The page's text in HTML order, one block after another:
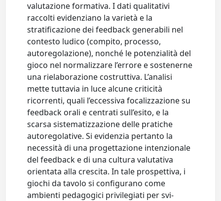
valutazione formativa. I dati qualitativi
raccolti evidenziano la varietà e la
stratificazione dei feedback generabili nel
contesto ludico (compito, processo,
autoregolazione), nonché le potenzialità del
gioco nel normalizzare l’errore e sostenerne
una rielaborazione costruttiva. L’analisi
mette tuttavia in luce alcune criticità
ricorrenti, quali l’eccessiva focalizzazione su
feedback orali e centrati sull’esito, e la
scarsa sistematizzazione delle pratiche
autore­golative. Si evidenzia pertanto la
necessità di una progettazione intenzionale
del feedback e di una cultura valutativa
orientata alla crescita. In tale prospettiva, i
giochi da tavolo si configurano come
ambienti pedagogici privilegiati per svi­